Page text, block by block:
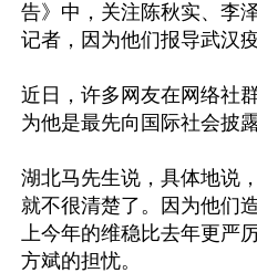
告》中，关注陈秋实、李
记者，因为他们报导武汉
近日，许多网友在网络社
为他是最先向国际社会披
湖北马先生说，具体地说
就不很清楚了。因为他们
上今年的维稳比去年更严
方斌的担忧。